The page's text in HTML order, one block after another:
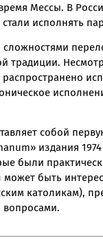
Мессы. В
исполнять
сложностями
традиции.
собой
издания
были
быть
католикам),